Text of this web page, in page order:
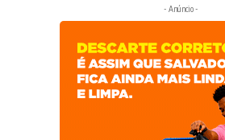
- Anúncio -